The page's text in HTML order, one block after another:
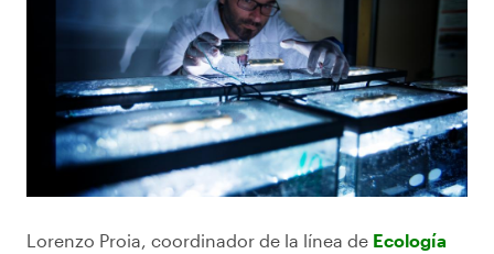
Lorenzo Proia, coordinador de la línea de Ecología